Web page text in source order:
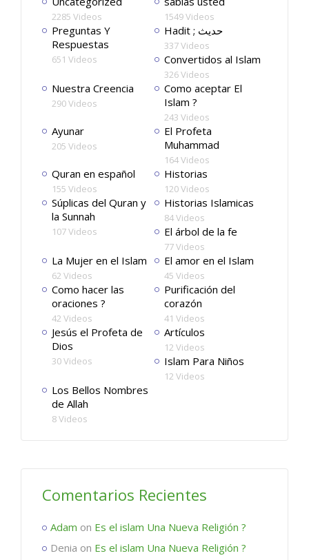
2285 Videos 1549 Videos
Preguntas Y
Respuestas
651 Videos
Hadit ; حديث
337 Videos
Convertidos al Islam
326 Videos
Nuestra Creencia
290 Videos
Como aceptar El
Islam ?
243 Videos
Ayunar
205 Videos
El Profeta
Muhammad
164 Videos
Quran en español
155 Videos
Historias
120 Videos
Súplicas del Quran y
la Sunnah
107 Videos
Historias Islamicas
84 Videos
El árbol de la fe
77 Videos
La Mujer en el Islam
62 Videos
El amor en el Islam
45 Videos
Como hacer las
oraciones ?
42 Videos
Purificación del
corazón
41 Videos
Jesús el Profeta de
Dios
30 Videos
Artículos
12 Videos
Islam Para Niños
12 Videos
Los Bellos Nombres
de Allah
8 Videos
Comentarios Recientes
Adam on Es el islam Una Nueva Religión ?
Denia on Es el islam Una Nueva Religión ?